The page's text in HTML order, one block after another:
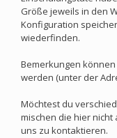
Größe jeweils in den
Konfiguration
wiederfinden.
Bemerkungen
werden (unter der
Möchtest du
mischen die hier nicht
uns zu kontaktieren.